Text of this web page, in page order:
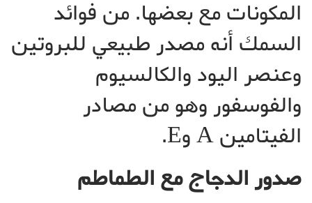
المكونات مع بعضها. من فوائد
السمك أنه مصدر طبيعي للبروتين
وعنصر اليود والكالسيوم
والفوسفور وهو من مصادر
الفيتامين A وE.
صدور الدجاج مع الطماطم